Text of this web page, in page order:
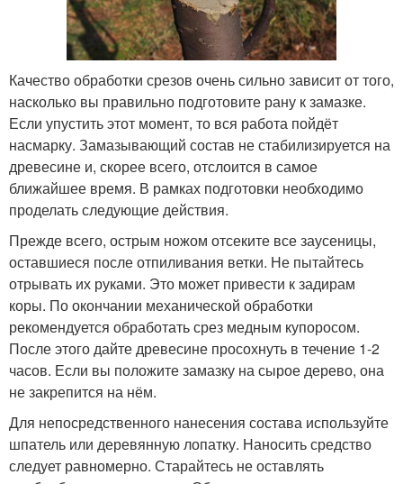
Качество обработки срезов очень сильно зависит от того,
насколько вы правильно подготовите рану к замазке.
Если упустить этот момент, то вся работа пойдёт
насмарку. Замазывающий состав не стабилизируется на
древесине и, скорее всего, отслоится в самое
ближайшее время. В рамках подготовки необходимо
проделать следующие действия.
Прежде всего, острым ножом отсеките все заусеницы,
оставшиеся после отпиливания ветки. Не пытайтесь
отрывать их руками. Это может привести к задирам
коры. По окончании механической обработки
рекомендуется обработать срез медным купоросом.
После этого дайте древесине просохнуть в течение 1-2
часов. Если вы положите замазку на сырое дерево, она
не закрепится на нём.
Для непосредственного нанесения состава используйте
шпатель или деревянную лопатку. Наносить средство
следует равномерно. Старайтесь не оставлять